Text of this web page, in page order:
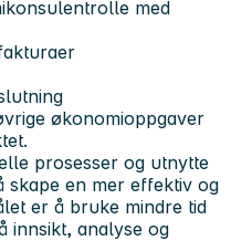
med
økonomioppgaver
prosesser og utnytte
en mer effektiv og
er å bruke mindre tid
innsikt, analyse og